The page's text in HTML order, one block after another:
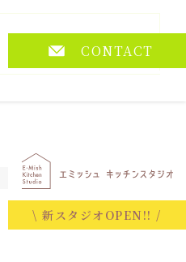
CONTACT
\ 新スタジオOPEN!! /
その他
2025.02.20